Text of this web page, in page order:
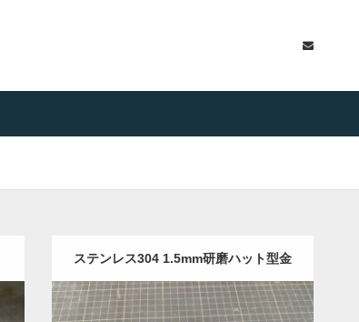
ステンレス304 1.5mm研磨ハット型金
物